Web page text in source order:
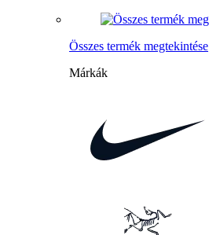
Összes termék megtekintése
Márkák